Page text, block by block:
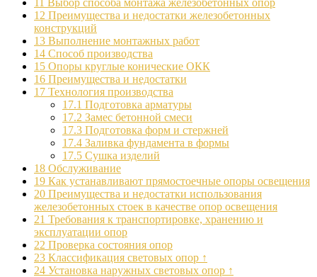
12 Преимущества и недостатки железобетонных
конструкций
13 Выполнение монтажных работ
14 Способ производства
15 Опоры круглые конические ОКК
16 Преимущества и недостатки
17 Технология производства
17.1 Подготовка арматуры
17.2 Замес бетонной смеси
17.3 Подготовка форм и стержней
17.4 Заливка фундамента в формы
17.5 Сушка изделий
18 Обслуживание
19 Как устанавливают прямостоечные опоры освещения
20 Преимущества и недостатки использования
железобетонных стоек в качестве опор освещения
21 Требования к транспортировке, хранению и
эксплуатации опор
22 Проверка состояния опор
23 Классификация световых опор ↑
24 Установка наружных световых опор ↑